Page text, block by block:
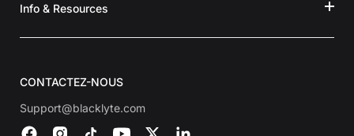
Info & Resources
CONTACTEZ-NOUS
Support@blacklyte.com